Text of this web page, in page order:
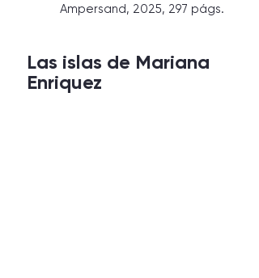
Ampersand, 2025, 297 págs.
Las islas de Mariana
Enriquez